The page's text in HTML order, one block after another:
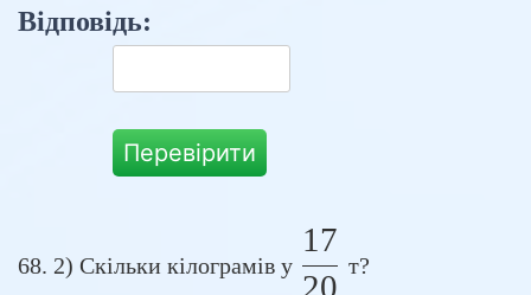
Відповідь:
Перевірити
68. 2) Скільки кілограмів у
\frac{17}{20}
20
17
т?